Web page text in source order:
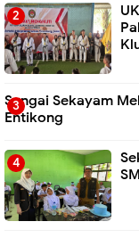
Sungai Sekayam
Entikong